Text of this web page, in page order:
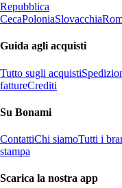
Repubblica
CecaPoloniaSlovacchia
Guida agli acquisti
Tutto sugli acquisti
fattureCrediti
Su Bonami
ContattiChi siamoTutti i
stampa
Scarica la nostra app